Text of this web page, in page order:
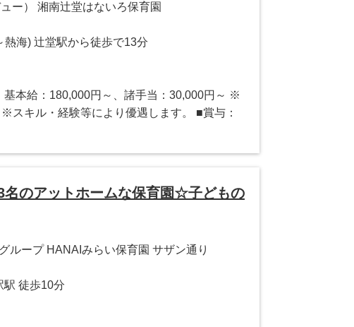
ー） 湘南辻堂はないろ保育園
熱海) 辻堂駅から徒歩で13分
基本給：180,000円～、諸手当：30,000円～ ※
スキル・経験等により優遇します。 ■賞与：
名のアットホームな保育園☆子どもの
ループ HANAIみらい保育園 サザン通り
駅 徒歩10分